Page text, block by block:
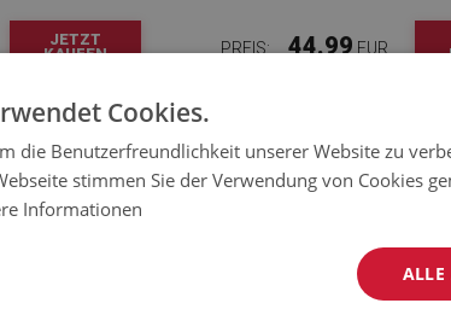
JETZT
KAUFEN
PREIS: 44.99 EUR
Cookies.
die Benutzerfreundlichkeit unserer Website zu
stimmen Sie der Verwendung von Cookies
Informationen
ALLE